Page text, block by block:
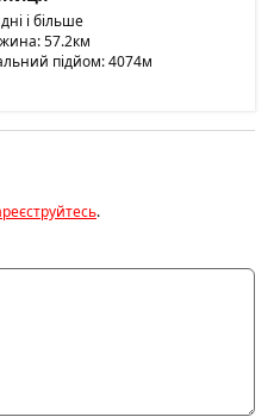
і більше
57.2км
підйом: 4074м
.